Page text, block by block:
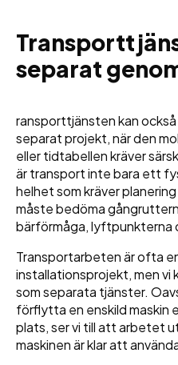
separat
ransporttjänsten kan
separat projekt, när den
eller tidtabellen kräver
är transport inte bara ett
helhet som kräver
måste bedöma
bärförmåga, lyftpunkterna
Transportarbeten är ofta
installationsprojekt, men vi
som separata tjänster.
förflytta en enskild maskin
plats, ser vi till att arbetet
maskinen är klar att